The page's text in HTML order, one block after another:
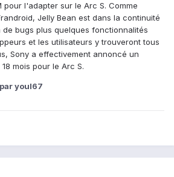
pour l'adapter sur le Arc S. Comme
Jelly Bean est dans la continuité
bugs plus quelques fonctionnalités
et les utilisateurs y trouveront tous
Sony a effectivement annoncé un
mois pour le Arc S.
par youl67